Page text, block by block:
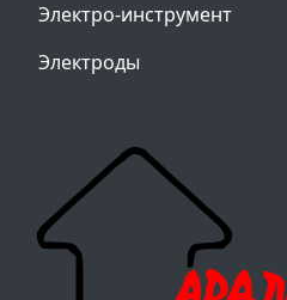
Электро-инструмент
Электроды